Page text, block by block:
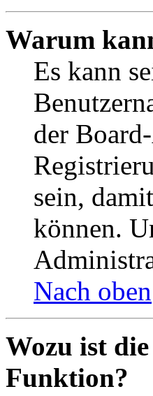
Warum
Es kann
der
sein,
können.
Nach oben
Wozu ist
Funktion?